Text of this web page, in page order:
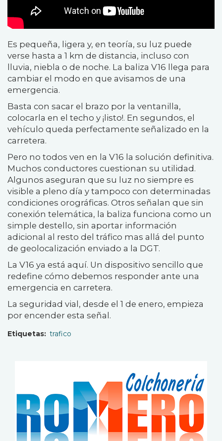
Es pequeña, ligera y, en teoría, su luz puede
verse hasta a 1 km de distancia, incluso con
lluvia, niebla o de noche. La baliza V16 llega para
cambiar el modo en que avisamos de una
emergencia.
Basta con sacar el brazo por la ventanilla,
colocarla en el techo y ¡listo!. En segundos, el
vehículo queda perfectamente señalizado en la
carretera.
Pero no todos ven en la V16 la solución definitiva.
Muchos conductores cuestionan su utilidad.
Algunos aseguran que su luz no siempre es
visible a pleno día y tampoco con determinadas
condiciones orográficas. Otros señalan que sin
conexión telemática, la baliza funciona como un
simple destello, sin aportar información
adicional al resto del tráfico mas allá del punto
de geolocalización enviado a la DGT.
La V16 ya está aquí. Un dispositivo sencillo que
redefine cómo debemos responder ante una
emergencia en carretera.
La seguridad vial, desde el 1 de enero, empieza
por encender esta señal.
Etiquetas trafico